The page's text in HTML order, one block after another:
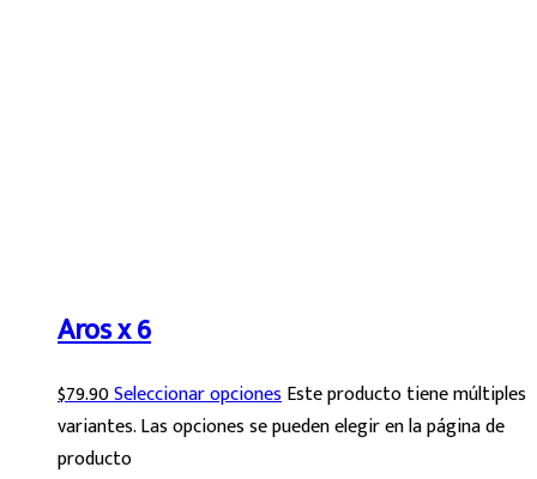
Aros x 6
$79.90Seleccionar opcionesEste producto tiene múltiples
variantes. Las opciones se pueden elegir en la página de
producto